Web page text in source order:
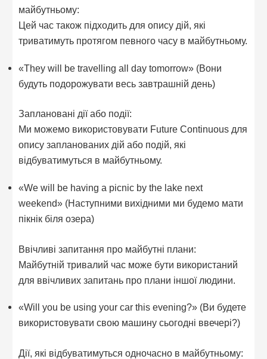
майбутньому:
Цей час також підходить для опису дій, які
триватимуть протягом певного часу в майбутньому.
«They will be travelling all day tomorrow» (Вони
будуть подорожувати весь завтрашній день)
Заплановані дії або події:
Ми можемо використовувати Future Continuous для
опису запланованих дій або подій, які
відбуватимуться в майбутньому.
«We will be having a picnic by the lake next
weekend» (Наступними вихідними ми будемо мати
пікнік біля озера)
Ввічливі запитання про майбутні плани:
Майбутній тривалий час може бути використаний
для ввічливих запитань про плани іншої людини.
«Will you be using your car this evening?» (Ви будете
використовувати свою машину сьогодні ввечері?)
Дії, які відбуватимуться одночасно в майбутньому: